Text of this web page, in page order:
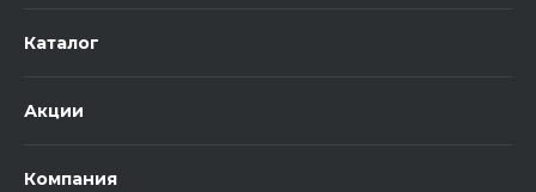
Каталог
Акции
Компания